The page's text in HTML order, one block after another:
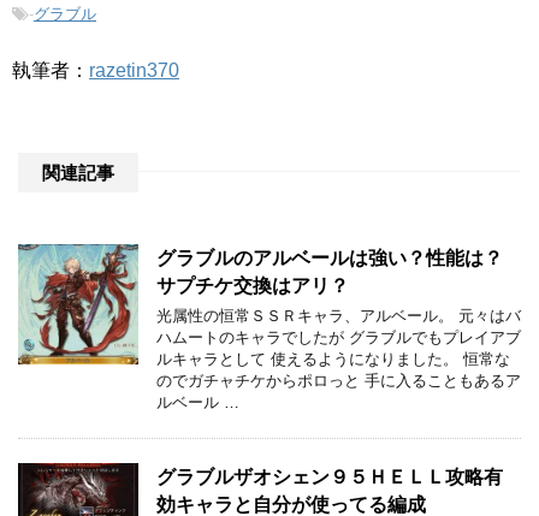
-グラブル
執筆者： razetin370
関連記事
グラブルのアルベールは強い？性能は？
サプチケ交換はアリ？
光属性の恒常ＳＳＲキャラ、アルベール。 元々はバ
ハムートのキャラでしたが グラブルでもプレイアブ
ルキャラとして 使えるようになりました。 恒常な
のでガチャチケからポロっと 手に入ることもあるア
ルベール …
グラブルザオシェン９５ＨＥＬＬ攻略有
効キャラと自分が使ってる編成